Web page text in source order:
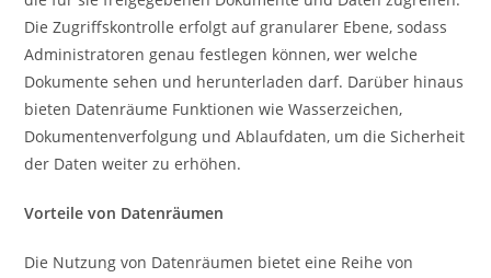
Die Zugriffskontrolle erfolgt auf granularer Ebene, sodass
Administratoren genau festlegen können, wer welche
Dokumente sehen und herunterladen darf. Darüber hinaus
bieten Datenräume Funktionen wie Wasserzeichen,
Dokumentenverfolgung und Ablaufdaten, um die Sicherheit
der Daten weiter zu erhöhen.
Vorteile von Datenräumen
Die Nutzung von Datenräumen bietet eine Reihe von